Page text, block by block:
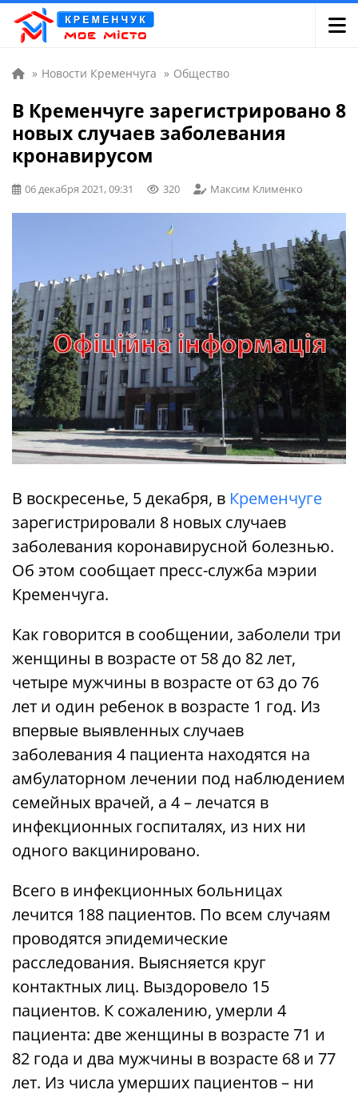
» Новости Кременчуга » Общество
В Кременчуге зарегистрировано 8
новых случаев заболевания
кронавирусом
06 декабря 2021, 09:31 320 Максим Клименко
В воскресенье, 5 декабря, в Кременчуге
зарегистрировали 8 новых случаев
заболевания коронавирусной болезнью.
Об этом сообщает пресс-служба мэрии
Кременчуга.
Как говорится в сообщении, заболели три
женщины в возрасте от 58 до 82 лет,
четыре мужчины в возрасте от 63 до 76
лет и один ребенок в возрасте 1 год. Из
впервые выявленных случаев
заболевания 4 пациента находятся на
амбулаторном лечении под наблюдением
семейных врачей, а 4 – лечатся в
инфекционных госпиталях, из них ни
одного вакцинировано.
Всего в инфекционных больницах
лечится 188 пациентов. По всем случаям
проводятся эпидемические
расследования. Выясняется круг
контактных лиц. Выздоровело 15
пациентов. К сожалению, умерли 4
пациента: две женщины в возрасте 71 и
82 года и два мужчины в возрасте 68 и 77
лет. Из числа умерших пациентов – ни